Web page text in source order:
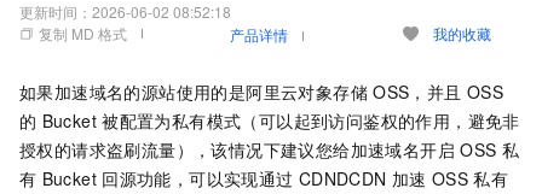
更新时间： 2026-06-02 08:52:18
复制 MD 格式
产品详情 我的收藏
如果加速域名的源站使用的是阿里云对象存储 OSS，并且 OSS
的 Bucket 被配置为私有模式（可以起到访问鉴权的作用，避免非
授权的请求盗刷流量），该情况下建议您给加速域名开启 OSS 私
有 Bucket 回源功能，可以实现通过 CDNDCDN 加速 OSS 私有